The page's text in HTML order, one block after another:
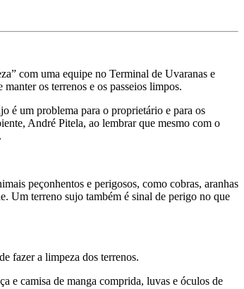
com uma equipe no Terminal de Uvaranas e
os terrenos e os passeios limpos.
é um problema para o proprietário e para os
André Pitela, ao lembrar que mesmo com o
peçonhentos e perigosos, como cobras, aranhas
Um terreno sujo também é sinal de perigo no que
fazer a limpeza dos terrenos.
e camisa de manga comprida, luvas e óculos de